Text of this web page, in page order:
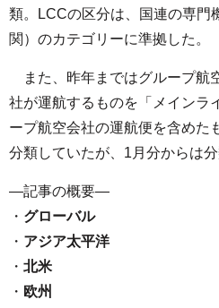
類。LCCの区分は、国連の専門
関）のカテゴリーに準拠した。
また、昨年まではグループ航
社が運航するものを「メインラ
ープ航空会社の運航便を含めた
分類していたが、1月分からは
—記事の概要—
・ グローバル
・ アジア太平洋
・ 北米
・ 欧州